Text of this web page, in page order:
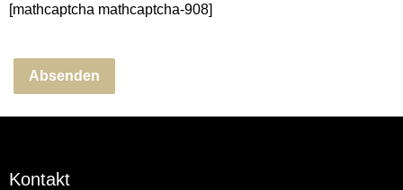
[mathcaptcha mathcaptcha-908]
Kontakt